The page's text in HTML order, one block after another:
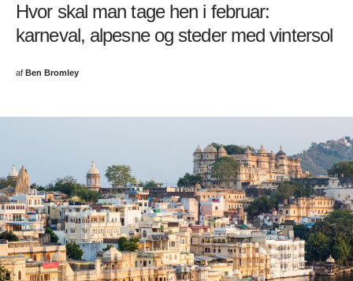
Hvor skal man tage hen i februar:
karneval, alpesne og steder med vintersol
af Ben Bromley